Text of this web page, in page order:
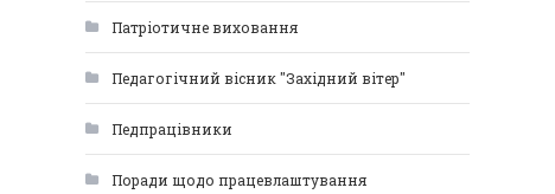
Патріотичне виховання
Педагогічний вісник "Західний вітер"
Педпрацівники
Поради щодо працевлаштування